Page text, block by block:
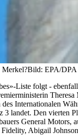
Merkel?Bild: EPA/DPA
Liste folgt -
Internationalen
3 landet. Den vierten
General Motors,
Abigail